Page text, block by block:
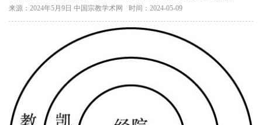
来源：2024年5月9日 中国宗教学术网 时间：2024-05-09